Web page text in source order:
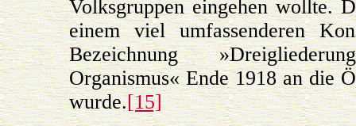
Volksgruppen eingehen wollte.
einem viel umfassenderen
Bezeichnung
Organismus« Ende 1918 an die
wurde.[15]